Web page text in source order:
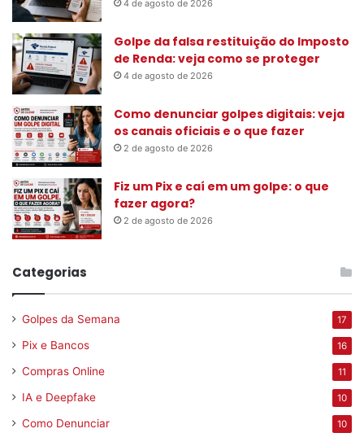
4 de agosto de 2026
Golpe da falsa restituição do Imposto
de Renda: veja como se proteger
4 de agosto de 2026
Como denunciar golpes digitais: veja
os canais oficiais e o que fazer
2 de agosto de 2026
Fiz um Pix e caí em um golpe: o que
fazer agora?
2 de agosto de 2026
Categorias
Golpes da Semana 17
Pix e Bancos 16
Compras Online 11
IA e Deepfake 10
Como Denunciar 10